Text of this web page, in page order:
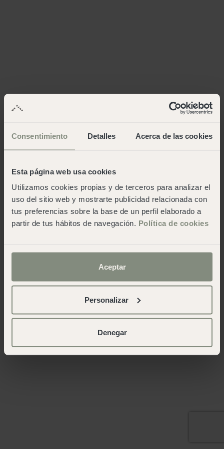
Consentimiento Detalles Acerca de las cookies
Esta página web usa cookies
Utilizamos cookies propias y de terceros para analizar el
uso del sitio web y mostrarte publicidad relacionada con
tus preferencias sobre la base de un perfil elaborado a
partir de tus hábitos de navegación. Política de cookies
Aceptar
Personalizar
Denegar